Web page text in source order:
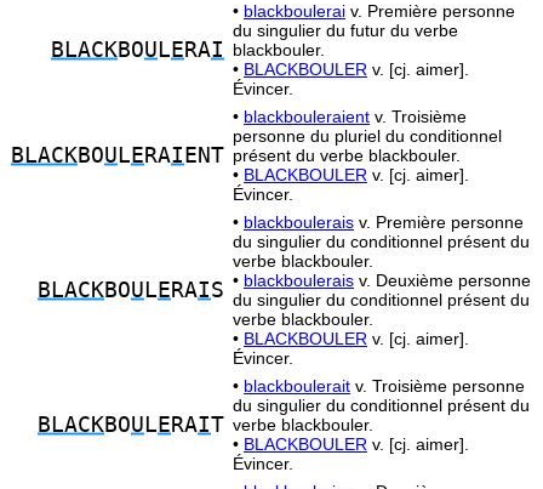
BLACKBOU L E RAI
• blackboulerai v. Première personne
du singulier du futur du verbe
blackbouler.
• BLACKBOULER v. [cj. aimer].
Évincer.
BLACKBOU L E RAI ENT
• blackbouleraient v. Troisième
personne du pluriel du conditionnel
présent du verbe blackbouler.
• BLACKBOULER v. [cj. aimer].
Évincer.
BLACKBOU L E RAIS
• blackboulerais v. Première personne
du singulier du conditionnel présent du
verbe blackbouler.
• blackboulerais v. Deuxième personne
du singulier du conditionnel présent du
verbe blackbouler.
• BLACKBOULER v. [cj. aimer].
Évincer.
BLACKBOU L E RAIT
• blackboulerait v. Troisième personne
du singulier du conditionnel présent du
verbe blackbouler.
• BLACKBOULER v. [cj. aimer].
Évincer.